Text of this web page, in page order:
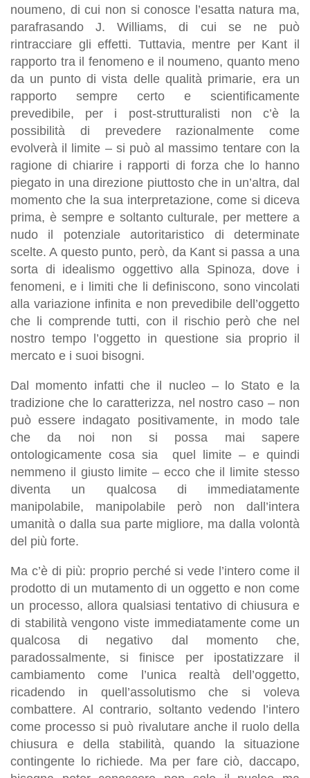
noumeno, di cui non si conosce l’esatta natura ma,
parafrasando J. Williams, di cui se ne può
rintracciare gli effetti. Tuttavia, mentre per Kant il
rapporto tra il fenomeno e il noumeno, quanto meno
da un punto di vista delle qualità primarie, era un
rapporto sempre certo e scientificamente
prevedibile, per i post-strutturalisti non c’è la
possibilità di prevedere razionalmente come
evolverà il limite – si può al massimo tentare con la
ragione di chiarire i rapporti di forza che lo hanno
piegato in una direzione piuttosto che in un’altra, dal
momento che la sua interpretazione, come si diceva
prima, è sempre e soltanto culturale, per mettere a
nudo il potenziale autoritaristico di determinate
scelte. A questo punto, però, da Kant si passa a una
sorta di idealismo oggettivo alla Spinoza, dove i
fenomeni, e i limiti che li definiscono, sono vincolati
alla variazione infinita e non prevedibile dell’oggetto
che li comprende tutti, con il rischio però che nel
nostro tempo l’oggetto in questione sia proprio il
mercato e i suoi bisogni.
Dal momento infatti che il nucleo – lo Stato e la
tradizione che lo caratterizza, nel nostro caso – non
può essere indagato positivamente, in modo tale
che da noi non si possa mai sapere
ontologicamente cosa sia quel limite – e quindi
nemmeno il giusto limite – ecco che il limite stesso
diventa un qualcosa di immediatamente
manipolabile, manipolabile però non dall’intera
umanità o dalla sua parte migliore, ma dalla volontà
del più forte.
Ma c’è di più: proprio perché si vede l’intero come il
prodotto di un mutamento di un oggetto e non come
un processo, allora qualsiasi tentativo di chiusura e
di stabilità vengono viste immediatamente come un
qualcosa di negativo dal momento che,
paradossalmente, si finisce per ipostatizzare il
cambiamento come l’unica realtà dell’oggetto,
ricadendo in quell’assolutismo che si voleva
combattere. Al contrario, soltanto vedendo l’intero
come processo si può rivalutare anche il ruolo della
chiusura e della stabilità, quando la situazione
contingente lo richiede. Ma per fare ciò, daccapo,